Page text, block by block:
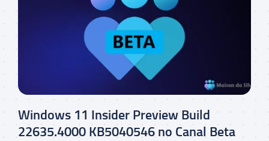
Windows 11 Insider Preview Build
22635.4000 KB5040546 no Canal Beta